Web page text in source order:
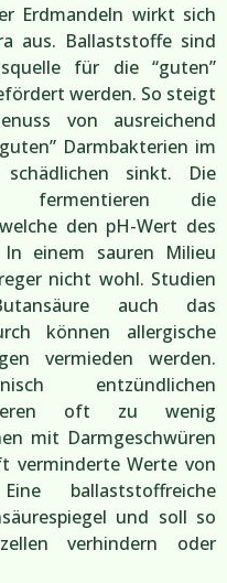
Erdmandeln wirkt sich
aus. Ballaststoffe sind
für die “guten”
werden. So steigt
von ausreichend
Darmbakterien im
sinkt. Die
fermentieren die
den pH-Wert des
einem sauren Milieu
nicht wohl. Studien
auch das
können allergische
vermieden werden.
entzündlichen
oft zu wenig
mit Darmgeschwüren
verminderte Werte von
ballaststoffreiche
und soll so
verhindern oder